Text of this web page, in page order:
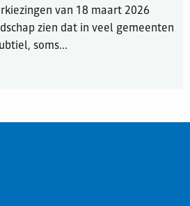
van 18 maart 2026
zien dat in veel gemeenten
soms...